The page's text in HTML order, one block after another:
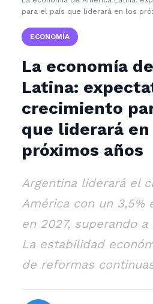
para el país que liderará en los
ECONOMÍA
La economía
Latina:
crecimiento
que liderará
próximos años
Argentina liderará el
América con un 3,5%
en 2027, superando a
La estabilidad
de reformas